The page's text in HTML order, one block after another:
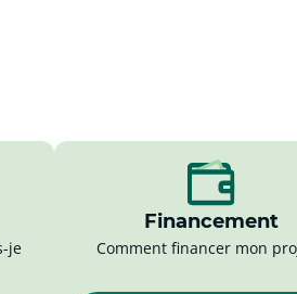
je
Financement
Comment financer mon